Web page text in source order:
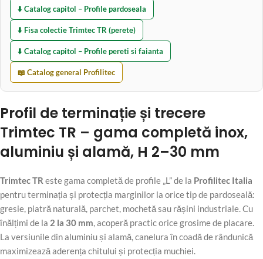
⬇️ Catalog capitol – Profile pardoseala
⬇️ Fisa colectie Trimtec TR (perete)
⬇️ Catalog capitol – Profile pereti si faianta
📖 Catalog general Profilitec
Profil de terminație și trecere
Trimtec TR – gama completă inox,
aluminiu și alamă, H 2–30 mm
Trimtec TR este gama completă de profile „L” de la Profilitec Italia
pentru terminația și protecția marginilor la orice tip de pardoseală:
gresie, piatră naturală, parchet, mochetă sau rășini industriale. Cu
înălțimi de la 2 la 30 mm, acoperă practic orice grosime de placare.
La versiunile din aluminiu și alamă, canelura în coadă de rândunică
maximizează aderența chitului și protecția muchiei.